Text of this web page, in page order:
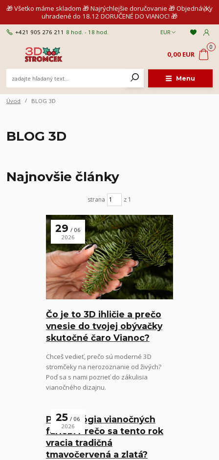
🎁 Všetko máme skladom 🎁 Najrýchlejšie doručovanie 🎁 Objednávky
uhradené do 18.12 DORUČENÉ DO VIANOC! 🎁
Menu
EUR
+421 905 276 211 8 hod. - 18 hod.
0
0,00 EUR
Úvod BLOG 3D
BLOG 3D
Najnovšie články
strana z 1
Čo je to 3D ihličie a prečo
vnesie do tvojej obývačky
skutočné čaro Vianoc?
29
06
2026
Chceš vedieť, prečo sú moderné 3D
stromčeky na nerozoznanie od živých?
Poď sa s nami pozrieť do zákulisia
vianočného dizajnu.
Psychológia vianočných
farieb: Prečo sa tento rok
vracia tradičná
tmavočervená a zlatá?
25
06
2026